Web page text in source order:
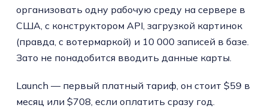
организовать одну рабочую среду на сервере в
США, с конструктором API, загрузкой картинок
(правда, с вотермаркой) и 10 000 записей в базе.
Зато не понадобится вводить данные карты.
Launch — первый платный тариф, он стоит $59 в
месяц или $708, если оплатить сразу год.